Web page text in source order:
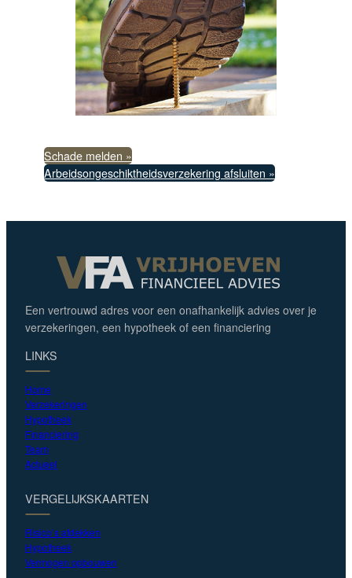
Schade melden »
Arbeidsongeschiktheidsverzekering afsluiten »
Een vertrouwd adres voor een onafhankelijk advies over je
verzekeringen, een hypotheek of een financiering
LINKS
Home
Verzekeringen
Hypotheek
Financiering
Team
Actueel
VERGELIJKSKAARTEN
Risico’s afdekken
Hypotheek
Vermogen opbouwen